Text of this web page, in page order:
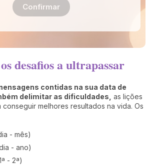
Confirmar
desafios a ultrapassar
contidas na sua data de
delimitar as dificuldades, as lições
melhores resultados na vida. Os
- mês)
- ano)
- 2ª)